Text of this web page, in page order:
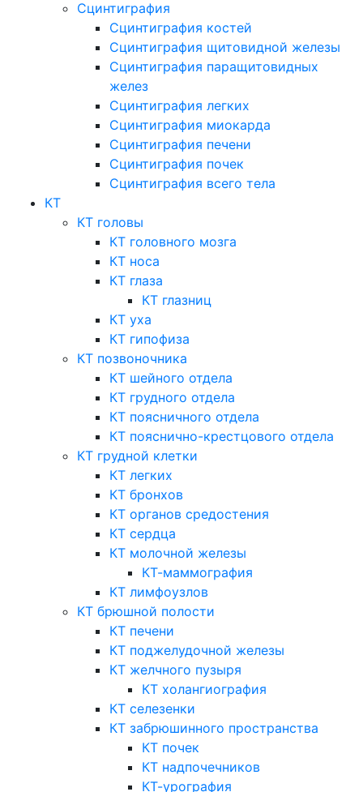
Сцинтиграфия
Сцинтиграфия костей
Сцинтиграфия щитовидной железы
Сцинтиграфия паращитовидных
желез
Сцинтиграфия легких
Сцинтиграфия миокарда
Сцинтиграфия печени
Сцинтиграфия почек
Сцинтиграфия всего тела
КТ
КТ головы
КТ головного мозга
КТ носа
КТ глаза
КТ глазниц
КТ уха
КТ гипофиза
КТ позвоночника
КТ шейного отдела
КТ грудного отдела
КТ поясничного отдела
КТ пояснично-крестцового отдела
КТ грудной клетки
КТ легких
КТ бронхов
КТ органов средостения
КТ сердца
КТ молочной железы
КТ-маммография
КТ лимфоузлов
КТ брюшной полости
КТ печени
КТ поджелудочной железы
КТ желчного пузыря
КТ холангиография
КТ селезенки
КТ забрюшинного пространства
КТ почек
КТ надпочечников
КТ-урография